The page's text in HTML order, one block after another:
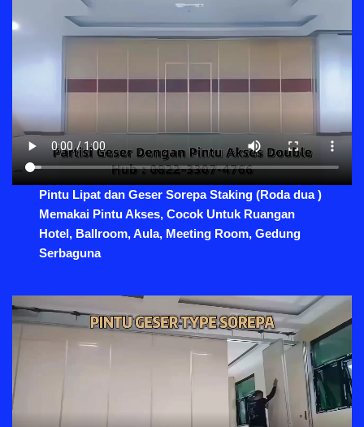
Pintu Lipat dan Geser Sorepa Staking (Roda dua )
Memakai Pintu Akses, Cocok Untuk Ruangan
Hotel, Ballroom, Aula, Meeting Room, Gedung
Serbaguna